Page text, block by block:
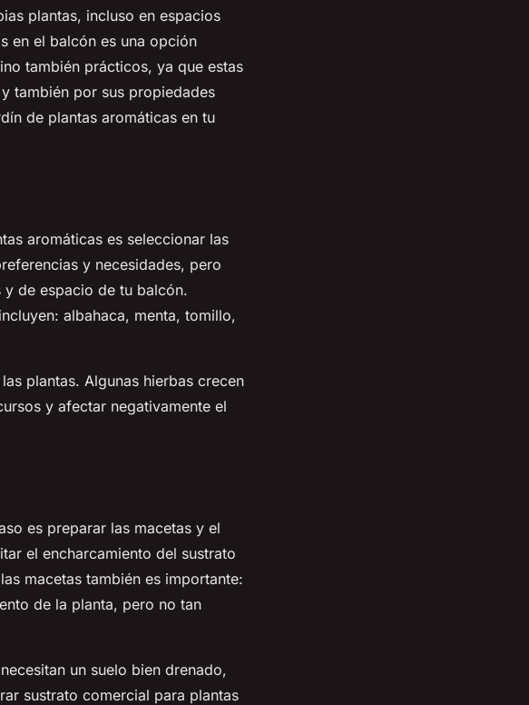
plantas, incluso en espacios
en el balcón es una opción
también prácticos, ya que estas
también por sus propiedades
de plantas aromáticas en tu
aromáticas es seleccionar las
y necesidades, pero
de espacio de tu balcón.
albahaca, menta, tomillo,
plantas. Algunas hierbas crecen
y afectar negativamente el
es preparar las macetas y el
el encharcamiento del sustrato
macetas también es importante:
de la planta, pero no tan
un suelo bien drenado,
sustrato comercial para plantas